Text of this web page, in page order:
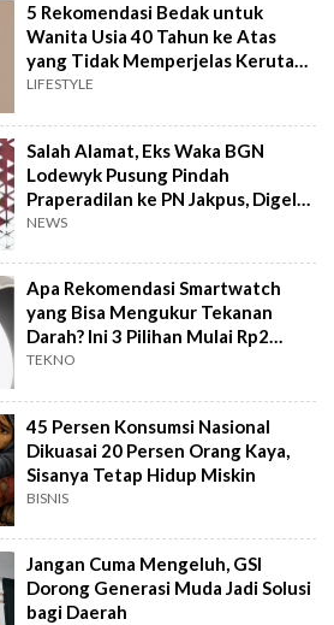
5 Rekomendasi Bedak untuk
Wanita Usia 40 Tahun ke Atas
yang Tidak Memperjelas Kerutan
sesuai Review
LIFESTYLE
Salah Alamat, Eks Waka BGN
Lodewyk Pusung Pindah
Praperadilan ke PN Jakpus, Digelar
12 Agustus
NEWS
Apa Rekomendasi Smartwatch
yang Bisa Mengukur Tekanan
Darah? Ini 3 Pilihan Mulai Rp2
Jutaan
TEKNO
45 Persen Konsumsi Nasional
Dikuasai 20 Persen Orang Kaya,
Sisanya Tetap Hidup Miskin
BISNIS
Jangan Cuma Mengeluh, GSI
Dorong Generasi Muda Jadi Solusi
bagi Daerah